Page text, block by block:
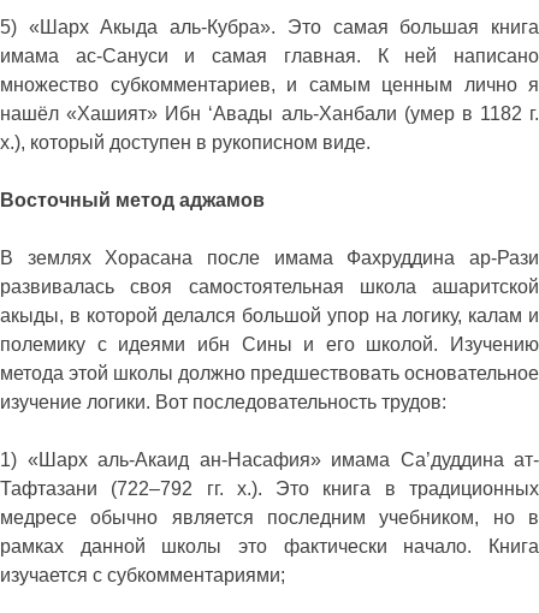
5) «Шарх Акыда аль-Кубра». Это самая большая книга
имама ас-Сануси и самая главная. К ней написано
множество субкомментариев, и самым ценным лично я
нашёл «Хашият» Ибн ‘Авады аль-Ханбали (умер в 1182 г.
х.), который доступен в рукописном виде.
Восточный метод аджамов
В землях Хорасана после имама Фахруддина ар-Рази
развивалась своя самостоятельная школа ашаритской
акыды, в которой делался большой упор на логику, калам и
полемику с идеями ибн Сины и его школой. Изучению
метода этой школы должно предшествовать основательное
изучение логики. Вот последовательность трудов:
1) «Шарх аль-Акаид ан-Насафия» имама Са’дуддина ат-
Тафтазани (722–792 гг. х.). Это книга в традиционных
медресе обычно является последним учебником, но в
рамках данной школы это фактически начало. Книга
изучается с субкомментариями;